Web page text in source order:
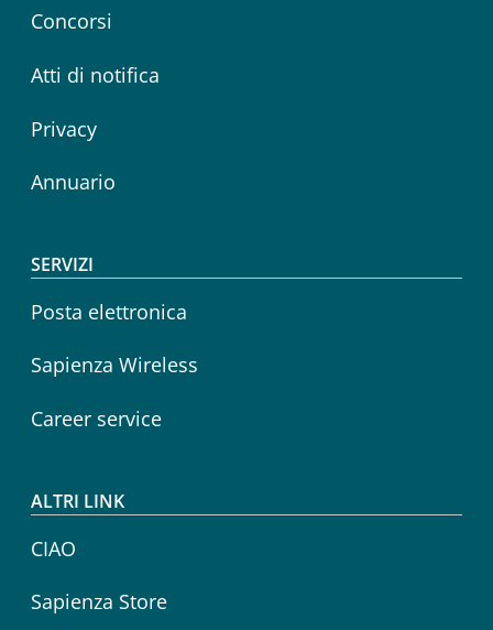
Concorsi
Atti di notifica
Privacy
Annuario
SERVIZI
Posta elettronica
Sapienza Wireless
Career service
ALTRI LINK
CIAO
Sapienza Store